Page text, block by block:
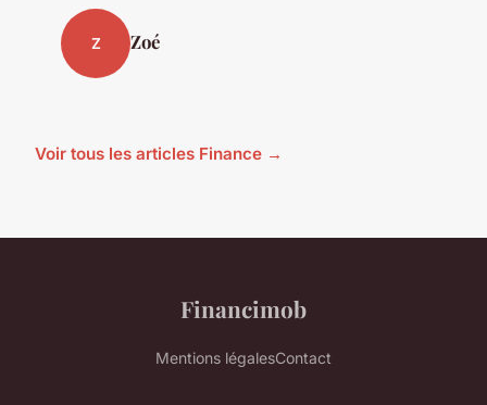
Z Zoé
Voir tous les articles Finance →
Financimob
Mentions légalesContact